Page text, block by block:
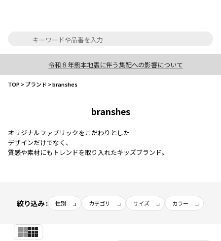
令和８年熊本地震に伴う集配への影響について
TOP>ブランド >branshes
branshes
オリジナルファブリックをこだわりとした
デザインだけでなく、
質感や素材にもトレンドを取り入れたキッズブランド。
絞り込み : 性別 カテゴリ サイズ カラー